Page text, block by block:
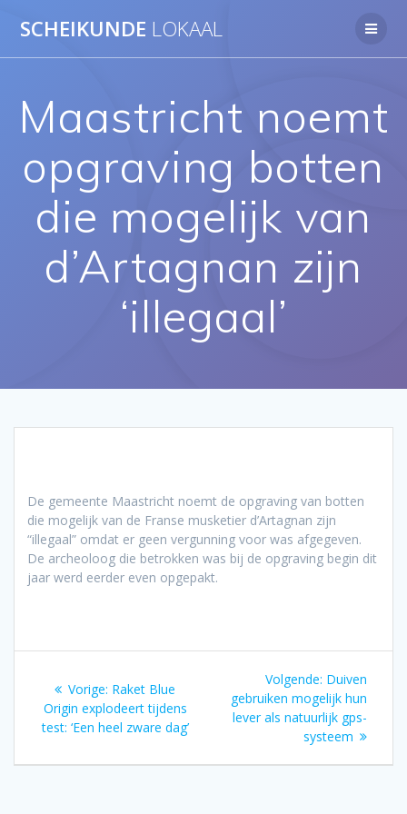
naar
SCHEIKUNDE LOKAAL
Maastricht noemt
opgraving botten
die mogelijk van
d’Artagnan zijn
‘illegaal’
De gemeente Maastricht noemt de opgraving van botten
die mogelijk van de Franse musketier d’Artagnan zijn
“illegaal” omdat er geen vergunning voor was afgegeven.
De archeoloog die betrokken was bij de opgraving begin dit
jaar werd eerder even opgepakt.
navigatie
Vorige: Vorig
bericht:
Raket Blue
Origin explodeert tijdens
test: ‘Een heel zware dag’
Volgende: Volgend
bericht:
Duiven
gebruiken mogelijk hun
lever als natuurlijk gps-
systeem